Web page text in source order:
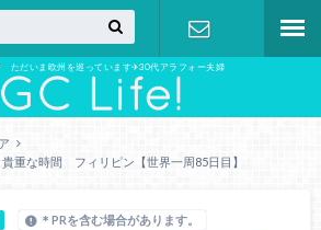
ただいま欧州を巡っています✈︎30代アラフォー夫婦
お問い合わ
重な時間 フィリピン【世界一周85日目】
＊PRを含む場合があります。